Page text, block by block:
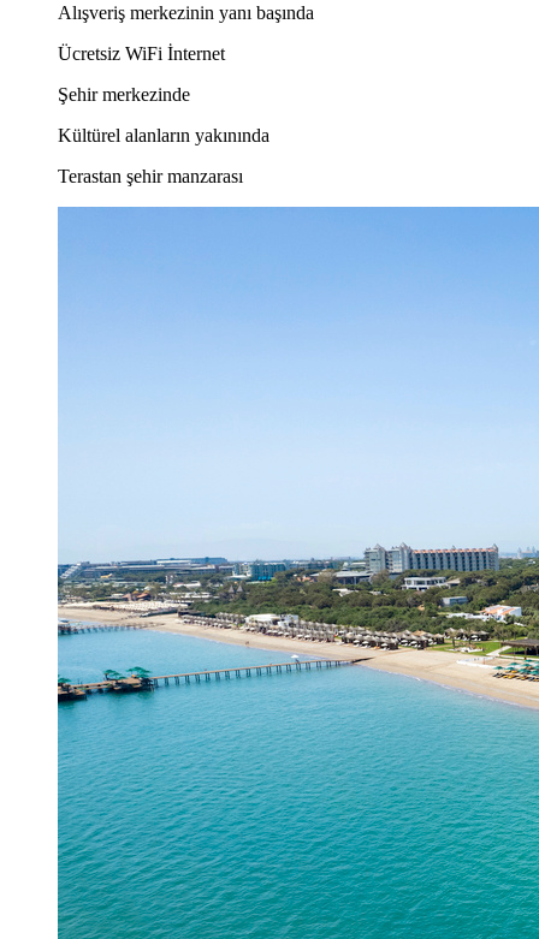
Alışveriş merkezinin yanı başında
Ücretsiz WiFi İnternet
Şehir merkezinde
Kültürel alanların yakınında
Terastan şehir manzarası